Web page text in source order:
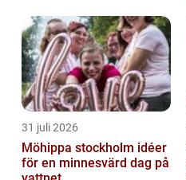
31 juli 2026
Möhippa stockholm idéer
för en minnesvärd dag på